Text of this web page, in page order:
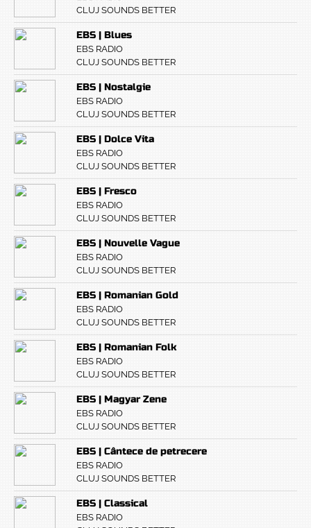
CLUJ SOUNDS BETTER
EBS | Blues
EBS RADIO
CLUJ SOUNDS BETTER
EBS | Nostalgie
EBS RADIO
CLUJ SOUNDS BETTER
EBS | Dolce Vita
EBS RADIO
CLUJ SOUNDS BETTER
EBS | Fresco
EBS RADIO
CLUJ SOUNDS BETTER
EBS | Nouvelle Vague
EBS RADIO
CLUJ SOUNDS BETTER
EBS | Romanian Gold
EBS RADIO
CLUJ SOUNDS BETTER
EBS | Romanian Folk
EBS RADIO
CLUJ SOUNDS BETTER
EBS | Magyar Zene
EBS RADIO
CLUJ SOUNDS BETTER
EBS | Cântece de petrecere
EBS RADIO
CLUJ SOUNDS BETTER
EBS | Classical
EBS RADIO